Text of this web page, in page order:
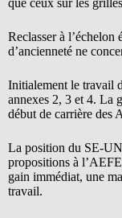
Reclasser à
d’ancienneté ne
Initialement le travail
annexes 2, 3 et 4. La
début de carrière des
La position du SE-
propositions à
gain immédiat, une
travail.